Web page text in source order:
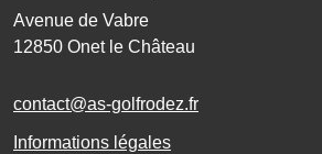
Avenue de Vabre
12850 Onet le Château
contact@as-golfrodez.fr
Informations légales